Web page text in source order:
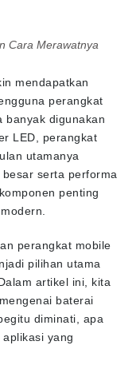
Cara Merawatnya
mendapatkan
perangkat
banyak digunakan
LED, perangkat
utamanya
serta performa
penting
perangkat mobile
pilihan utama
artikel ini, kita
baterai
diminati, apa
yang